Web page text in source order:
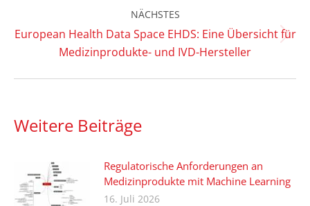
NÄCHSTES
Nächster
Beitrag:
European Health Data Space EHDS: Eine Übersicht für
Medizinprodukte- und IVD-Hersteller
Weitere Beiträge
Regulatorische Anforderungen an
Medizinprodukte mit Machine Learning
16. Juli 2026